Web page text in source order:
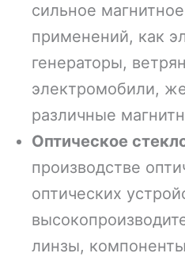
сильное
применений, как
генераторы,
электромобили,
различные
Оптическое
производстве
оптических
линзы,